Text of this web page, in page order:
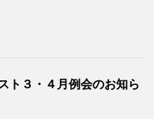
ト３・４月例会のお知ら